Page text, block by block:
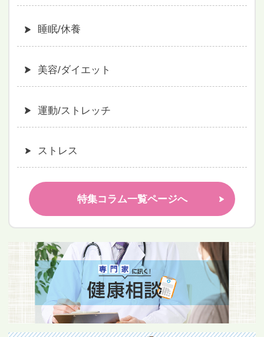
睡眠/休養
美容/ダイエット
運動/ストレッチ
ストレス
特集コラム一覧ページへ